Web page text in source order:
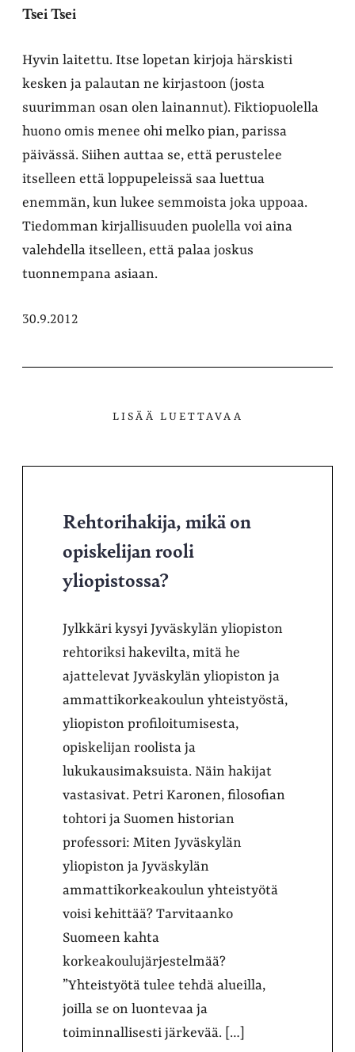
Tsei Tsei
Hyvin laitettu. Itse lopetan kirjoja härskisti
kesken ja palautan ne kirjastoon (josta
suurimman osan olen lainannut). Fiktiopuolella
huono omis menee ohi melko pian, parissa
päivässä. Siihen auttaa se, että perustelee
itselleen että loppupeleissä saa luettua
enemmän, kun lukee semmoista joka uppoaa.
Tiedomman kirjallisuuden puolella voi aina
valehdella itselleen, että palaa joskus
tuonnempana asiaan.
30.9.2012
LISÄÄ LUETTAVAA
Rehtorihakija, mikä on
opiskelijan rooli
yliopistossa?
Jylkkäri kysyi Jyväskylän yliopiston
rehtoriksi hakevilta, mitä he
ajattelevat Jyväskylän yliopiston ja
ammattikorkeakoulun yhteistyöstä,
yliopiston profiloitumisesta,
opiskelijan roolista ja
lukukausimaksuista. Näin hakijat
vastasivat. Petri Karonen, filosofian
tohtori ja Suomen historian
professori: Miten Jyväskylän
yliopiston ja Jyväskylän
ammattikorkeakoulun yhteistyötä
voisi kehittää? Tarvitaanko
Suomeen kahta
korkeakoulujärjestelmää?
”Yhteistyötä tulee tehdä alueilla,
joilla se on luontevaa ja
toiminnallisesti järkevää. […]